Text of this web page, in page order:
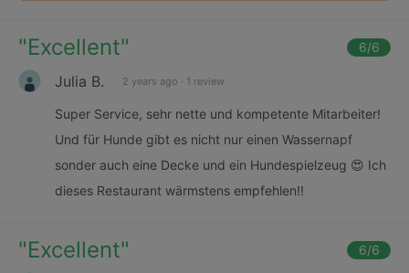
"Excellent" 6/6
Julia B. 2 years ago · 1 review
Super Service, sehr nette und kompetente Mitarbeiter!
Und für Hunde gibt es nicht nur einen Wassernapf
sonder auch eine Decke und ein Hundespielzeug 😍 Ich
dieses Restaurant wärmstens empfehlen!!
"Excellent" 6/6